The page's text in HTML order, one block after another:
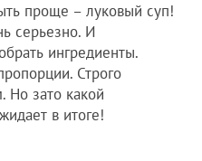
проще – луковый суп!
серьезно. И
ингредиенты.
Строго
Но зато какой
в итоге!